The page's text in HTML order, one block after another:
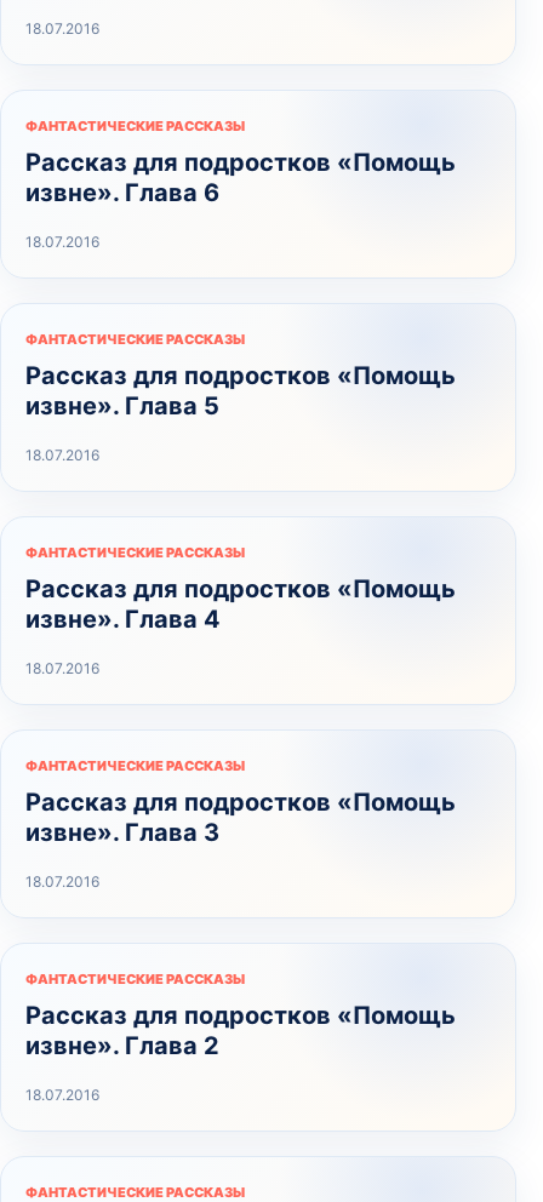
18.07.2016
ФАНТАСТИЧЕСКИЕ РАССКАЗЫ
Рассказ для подростков «Помощь
извне». Глава 6
18.07.2016
ФАНТАСТИЧЕСКИЕ РАССКАЗЫ
Рассказ для подростков «Помощь
извне». Глава 5
18.07.2016
ФАНТАСТИЧЕСКИЕ РАССКАЗЫ
Рассказ для подростков «Помощь
извне». Глава 4
18.07.2016
ФАНТАСТИЧЕСКИЕ РАССКАЗЫ
Рассказ для подростков «Помощь
извне». Глава 3
18.07.2016
ФАНТАСТИЧЕСКИЕ РАССКАЗЫ
Рассказ для подростков «Помощь
извне». Глава 2
18.07.2016
ФАНТАСТИЧЕСКИЕ РАССКАЗЫ